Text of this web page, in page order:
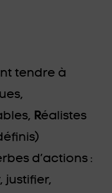
tendre à
Réalistes
d’actions :
justifier,